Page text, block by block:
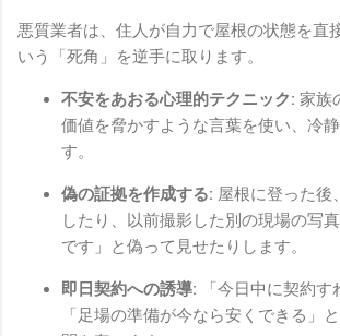
悪質業者は、住人が自力で屋根の状態を直
いう「死角」を逆手に取ります。
不安をあおる心理的テクニック: 家族
価値を脅かすような言葉を使い、冷
す。
偽の証拠を作成する: 屋根に登った後
したり、以前撮影した別の現場の写
です」と偽って見せたりします。
即日契約への誘導: 「今日中に契約す
「足場の準備が今なら安くできる」